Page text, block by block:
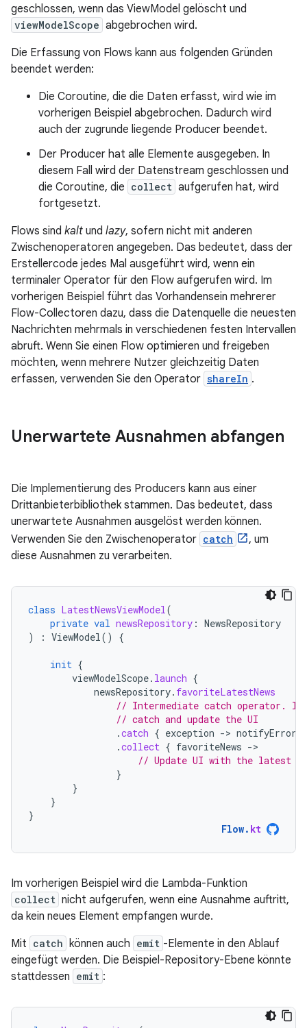
geschlossen, wenn das ViewModel gelöscht und
viewModelScope abgebrochen wird.
Die Erfassung von Flows kann aus folgenden Gründen
beendet werden:
Die Coroutine, die die Daten erfasst, wird wie im
vorherigen Beispiel abgebrochen. Dadurch wird
auch der zugrunde liegende Producer beendet.
Der Producer hat alle Elemente ausgegeben. In
diesem Fall wird der Datenstream geschlossen und
die Coroutine, die collect aufgerufen hat, wird
fortgesetzt.
Flows sind kalt und lazy, sofern nicht mit anderen
Zwischenoperatoren angegeben. Das bedeutet, dass der
Erstellercode jedes Mal ausgeführt wird, wenn ein
terminaler Operator für den Flow aufgerufen wird. Im
vorherigen Beispiel führt das Vorhandensein mehrerer
Flow-Collectoren dazu, dass die Datenquelle die neuesten
Nachrichten mehrmals in verschiedenen festen Intervallen
abruft. Wenn Sie einen Flow optimieren und freigeben
möchten, wenn mehrere Nutzer gleichzeitig Daten
erfassen, verwenden Sie den Operator shareIn .
Unerwartete Ausnahmen abfangen
Die Implementierung des Producers kann aus einer
Drittanbieterbibliothek stammen. Das bedeutet, dass
unerwartete Ausnahmen ausgelöst werden können.
Verwenden Sie den Zwischenoperator catch
, um
diese Ausnahmen zu verarbeiten.
class LatestNewsViewModel(
private val newsRepository : NewsRepository
)
: ViewModel() {
init {
viewModelScope. launch {
newsRepository. favoriteLatestNews
// Intermediate catch operator. If
// catch and update the UI
.catch { exception -> notifyError
.collect { favoriteNews -
// Update UI with the latest
}
}
}
}
Flow. kt
Im vorherigen Beispiel wird die Lambda-Funktion
collect nicht aufgerufen, wenn eine Ausnahme auftritt,
da kein neues Element empfangen wurde.
Mit catch können auch emit -Elemente in den Ablauf
eingefügt werden. Die Beispiel-Repository-Ebene könnte
stattdessen emit :